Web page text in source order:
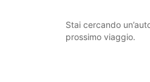
Stai cercando
prossimo viaggio.